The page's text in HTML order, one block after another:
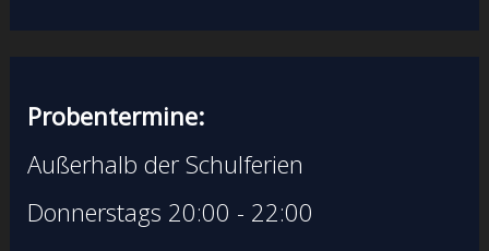
Probentermine:
Außerhalb der Schulferien
Donnerstags 20:00 - 22:00